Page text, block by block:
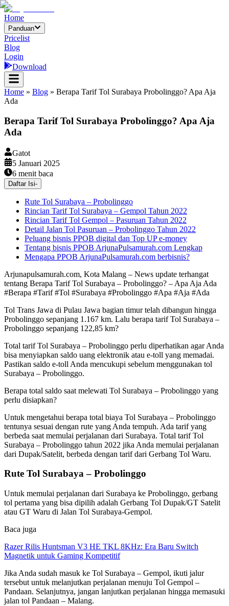
Home
Panduan
Pricelist
Blog
Login
Download
Home » Blog » Berapa Tarif Tol Surabaya Probolinggo? Apa Aja
Ada
Berapa Tarif Tol Surabaya Probolinggo? Apa Aja
Ada
Gatot
5 Januari 2025
6 menit baca
Daftar Isi-
Rute Tol Surabaya – Probolinggo
Rincian Tarif Tol Surabaya – Gempol Tahun 2022
Rincian Tarif Tol Gempol – Pasuruan Tahun 2022
Detail Jalan Tol Pasuruan – Probolinggo Tahun 2022
Peluang bisnis PPOB digital dan Top UP e-money
Tentang bisnis PPOB ArjunaPulsamurah.com Lengkap
Mengapa PPOB ArjunaPulsamurah.com berbisnis?
Arjunapulsamurah.com, Kota Malang – News update terhangat
tentang Berapa Tarif Tol Surabaya – Probolinggo? – Apa Aja Ada
#Berapa #Tarif #Tol #Surabaya #Probolinggo #Apa #Aja #Ada
Tol Trans Jawa di Pulau Jawa bagian timur telah dibangun hingga
Probolinggo sepanjang 1.167 km. Lalu berapa tarif Tol Surabaya –
Probolinggo sepanjang 122,85 km?
Total tarif Tol Surabaya – Probolinggo perlu diperhatikan agar Anda
bisa menyiapkan saldo uang elektronik atau e-toll yang memadai.
Pastikan saldo e-toll Anda mencukupi sebelum menggunakan tol
Surabaya – Probolinggo.
Berapa total saldo saat melewati Tol Surabaya – Probolinggo yang
perlu disiapkan?
Untuk mengetahui berapa total biaya Tol Surabaya – Probolinggo
tentunya sesuai dengan rute yang Anda tempuh. Ada tarif yang
berbeda saat memulai perjalanan dari Surabaya. Total tarif Tol
Surabaya – Probolinggo tahun 2022 jika Anda memulai perjalanan
dari Dupak/Satelit, berbeda dengan tarif dari Gerbang Tol Waru.
Rute Tol Surabaya – Probolinggo
Untuk memulai perjalanan dari Surabaya ke Probolinggo, gerbang
tol pertama yang bisa dipilih adalah Gerbang Tol Dupak/GT Satelit
atau GT Waru di Jalan Tol Surabaya-Gempol.
Baca juga
Razer Rilis Huntsman V3 HE TKL 8KHz: Era Baru Switch
Magnetik untuk Gaming Kompetitif
Jika Anda sudah masuk ke Tol Surabaya – Gempol, ikuti jalur
tersebut untuk melanjutkan perjalanan menuju Tol Gempol –
Pandaan. Selanjutnya, jangan lanjutkan perjalanan hingga memasuki
jalan tol Pandaan – Malang.